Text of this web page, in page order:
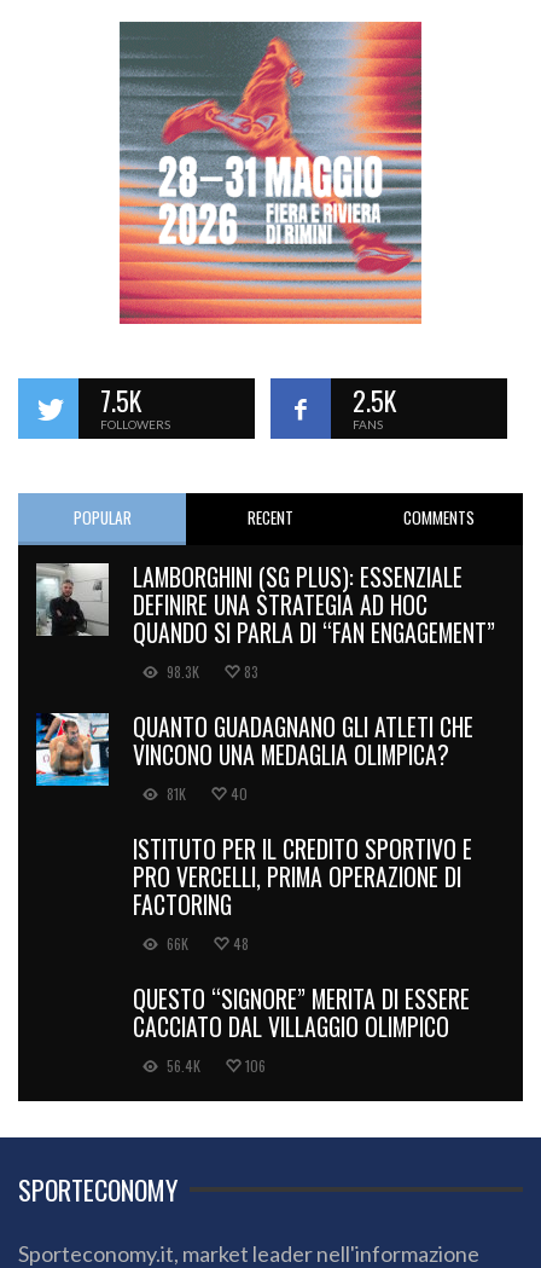
7.5K
FOLLOWERS
2.5K
FANS
POPULAR RECENT COMMENTS
LAMBORGHINI (SG PLUS): ESSENZIALE
DEFINIRE UNA STRATEGIA AD HOC
QUANDO SI PARLA DI “FAN ENGAGEMENT”
98.3K 83
QUANTO GUADAGNANO GLI ATLETI CHE
VINCONO UNA MEDAGLIA OLIMPICA?
81K 40
ISTITUTO PER IL CREDITO SPORTIVO E
PRO VERCELLI, PRIMA OPERAZIONE DI
FACTORING
66K 48
QUESTO “SIGNORE” MERITA DI ESSERE
CACCIATO DAL VILLAGGIO OLIMPICO
56.4K 106
SPORTECONOMY
Sporteconomy.it, market leader nell'informazione